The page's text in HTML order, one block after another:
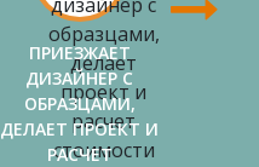
ПРИЕЗЖАЕТ
ДИЗАЙНЕР С
ОБРАЗЦАМИ,
ДЕЛАЕТ ПРОЕКТ И
РАСЧЕТ